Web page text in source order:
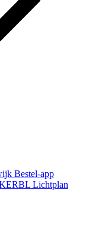
Bestel-app
Lichtplan